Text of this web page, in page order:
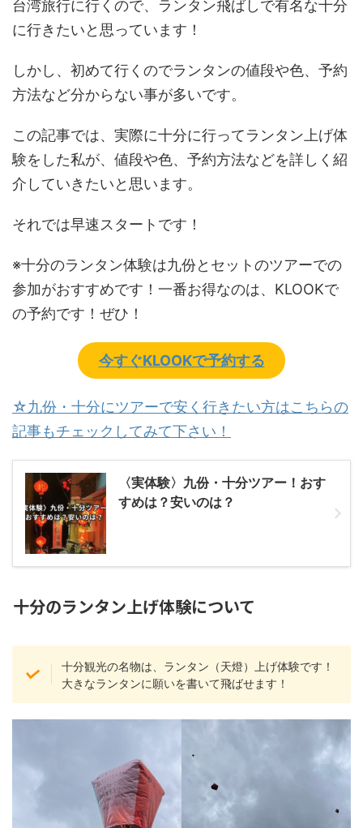
台湾旅行に行くので、ランタン飛ばしで有名な十分
に行きたいと思っています！
しかし、初めて行くのでランタンの値段や色、予約
方法など分からない事が多いです。
この記事では、実際に十分に行ってランタン上げ体
験をした私が、値段や色、予約方法などを詳しく紹
介していきたいと思います。
それでは早速スタートです！
※十分のランタン体験は九份とセットのツアーでの
参加がおすすめです！一番お得なのは、KLOOKで
の予約です！ぜひ！
今すぐKLOOKで予約する
☆九份・十分にツアーで安く行きたい方はこちらの
記事もチェックしてみて下さい！
〈実体験〉九份・十分ツアー！おす
すめは？安いのは？
十分のランタン上げ体験について
十分観光の名物は、ランタン（天燈）上げ体験です！
大きなランタンに願いを書いて飛ばせます！